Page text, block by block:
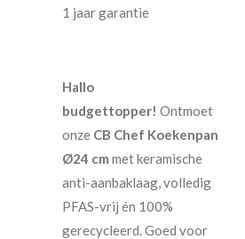
1 jaar garantie
Hallo
budgettopper! Ontmoet
onze CB Chef Koekenpan
Ø24 cm met keramische
anti-aanbaklaag, volledig
PFAS-vrij én 100%
gerecycleerd. Goed voor